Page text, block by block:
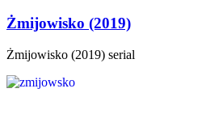
Żmijowisko (2019)
Żmijowisko (2019) serial